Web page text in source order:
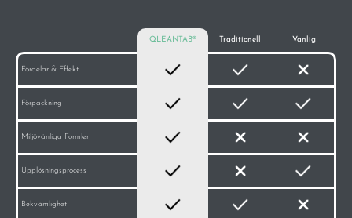
QLEANTAB®️ Traditionell Vanlig
Fördelar & Effekt
Förpackning
Miljövänliga Formler
Upplösningsprocess
Bekvämlighet